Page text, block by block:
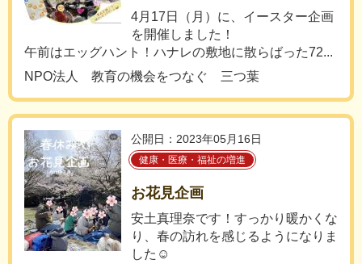
4月17日（月）に、イースター企画
を開催しました！
午前はエッグハント！ハナレの敷地に散らばった72...
NPO法人 教育の機会をつなぐ 三つ葉
公開日：2023年05月16日
健康・医療・福祉の増進
お花見企画
安土真理奈です！すっかり暖かくな
り、春の訪れを感じるようになりま
した☺️